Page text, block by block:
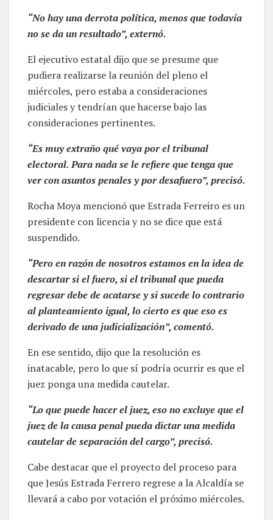
“No hay una derrota política, menos que todavía
no se da un resultado”, externó.
El ejecutivo estatal dijo que se presume que
pudiera realizarse la reunión del pleno el
miércoles, pero estaba a consideraciones
judiciales y tendrían que hacerse bajo las
consideraciones pertinentes.
“Es muy extraño qué vaya por el tribunal
electoral. Para nada se le refiere que tenga que
ver con asuntos penales y por desafuero”, precisó.
Rocha Moya mencionó que Estrada Ferreiro es un
presidente con licencia y no se dice que está
suspendido.
“Pero en razón de nosotros estamos en la idea de
descartar si el fuero, si el tribunal que pueda
regresar debe de acatarse y si sucede lo contrario
al planteamiento igual, lo cierto es que eso es
derivado de una judicialización”, comentó.
En ese sentido, dijo que la resolución es
inatacable, pero lo que sí podría ocurrir es que el
juez ponga una medida cautelar.
“Lo que puede hacer el juez, eso no excluye que el
juez de la causa penal pueda dictar una medida
cautelar de separación del cargo”, precisó.
Cabe destacar que el proyecto del proceso para
que Jesús Estrada Ferrero regrese a la Alcaldía se
llevará a cabo por votación el próximo miércoles.